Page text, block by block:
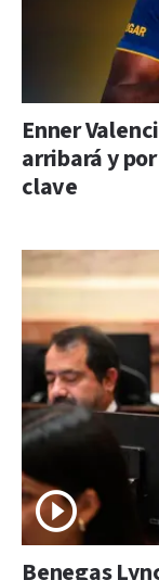
Enner
arribará y
clave
Benegas